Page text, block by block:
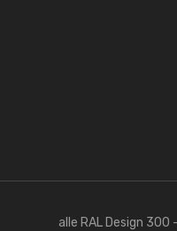
alle RAL Design 300